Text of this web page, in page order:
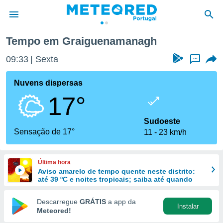
da
foi
fornecidas
a este
das
e
forma
digital
Tempo em Graiguenamanagh
09:33 Sexta ...
Nuvens dispersas
17°
Sensação de 17°
Sudoeste
11
23 km/h
Última hora
Aviso amarelo de tempo quente neste distrito:
até 39 ºC e noites tropicais; saiba até quando
Descarregue GRÁTIS a app da
Meteored!
Instalar